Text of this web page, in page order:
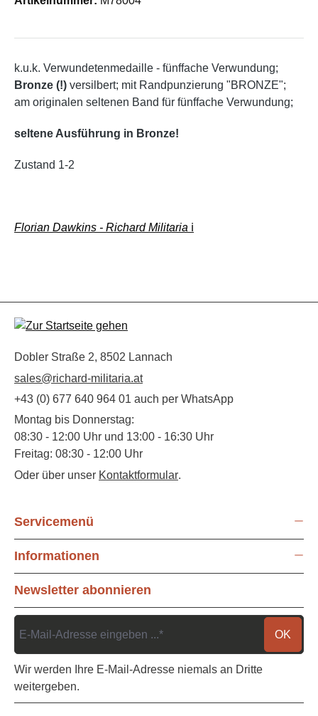
k.u.k. Verwundetenmedaille - fünffache Verwundung;
Bronze (!) versilbert; mit Randpunzierung "BRONZE";
am originalen seltenen Band für fünffache Verwundung;
seltene Ausführung in Bronze!
Zustand 1-2
Florian Dawkins - Richard Militaria ℹ️
Dobler Straße 2, 8502 Lannach
sales@richard-militaria.at
+43 (0) 677 640 964 01 auch per WhatsApp
Montag bis Donnerstag:
08:30 - 12:00 Uhr und 13:00 - 16:30 Uhr
Freitag: 08:30 - 12:00 Uhr
Oder über unser Kontaktformular.
Servicemenü
Informationen
Newsletter abonnieren
OK
Wir werden Ihre E-Mail-Adresse niemals an Dritte
weitergeben.